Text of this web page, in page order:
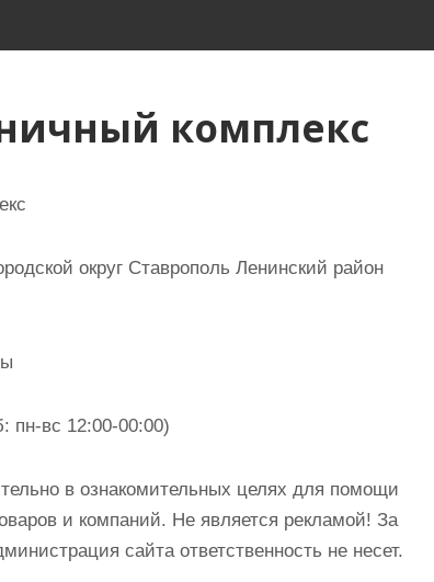
комплекс
округ Ставрополь Ленинский район
пн-вс 12:00-00:00)
в ознакомительных целях для помощи
и компаний. Не является рекламой! За
сайта ответственность не несет.